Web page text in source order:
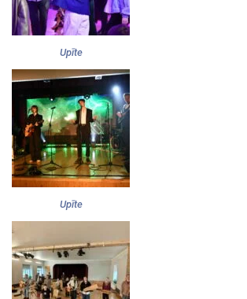
Upīte
Upīte